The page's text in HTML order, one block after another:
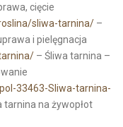
cięcie
sliwa-tarnina/–
i pielęgnacja
– Śliwa tarnina –
33463-Sliwa-tarnina-
tarnina na żywopłot